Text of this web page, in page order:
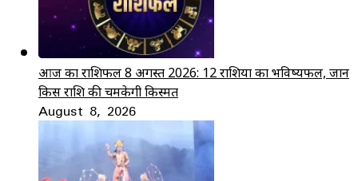
आज का राशिफल 8 अगस्त 2026: 12 राशियों का भविष्यफल, जानें
किस राशि की चमकेगी किस्मत
August 8, 2026